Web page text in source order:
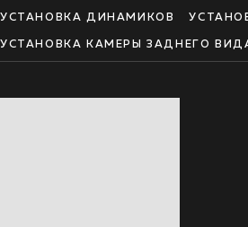
УСТАНОВКА ДИНАМИКОВ
УСТАНОВКА КАМЕРЫ ЗАДНЕГО